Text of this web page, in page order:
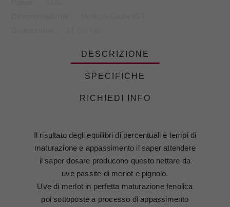
DESCRIZIONE
SPECIFICHE
RICHIEDI INFO
Il risultato degli equilibri di percentuali e tempi di
maturazione e appassimento il saper attendere
il saper dosare producono questo nettare da
uve passite di merlot e pignolo.
Uve di merlot in perfetta maturazione fenolica
poi sottoposte a processo di appassimento